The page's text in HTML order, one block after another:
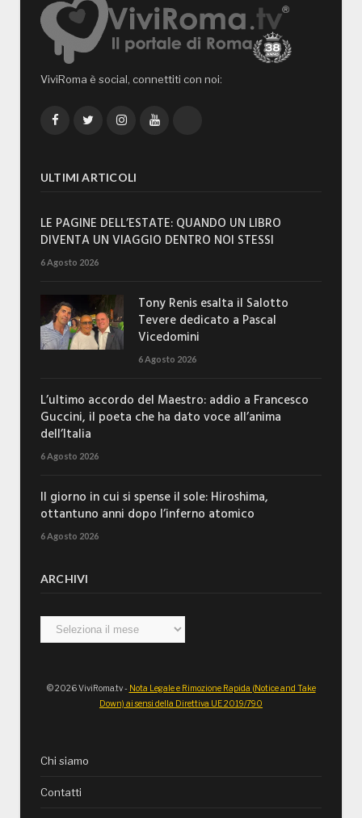
ViviRoma è social, connettiti con noi:
FacebookTwitterInstagramYouTube
ULTIMI ARTICOLI
LE PAGINE DELL’ESTATE: QUANDO UN LIBRO
DIVENTA UN VIAGGIO DENTRO NOI STESSI
6 Agosto 2026
Tony Renis esalta il Salotto
Tevere dedicato a Pascal
Vicedomini
6 Agosto 2026
L’ultimo accordo del Maestro: addio a Francesco
Guccini, il poeta che ha dato voce all’anima
dell’Italia
6 Agosto 2026
Il giorno in cui si spense il sole: Hiroshima,
ottantuno anni dopo l’inferno atomico
6 Agosto 2026
ARCHIVI
Archivi
© 2026 ViviRoma.tv - Nota Legale e Rimozione Rapida (Notice and Take
Down) ai sensi della Direttiva UE 2019/790
Chi siamo
Contatti